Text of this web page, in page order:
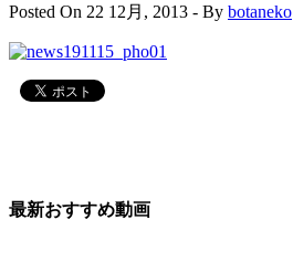
Posted On 22 12月, 2013 - By botaneko
最新おすすめ動画